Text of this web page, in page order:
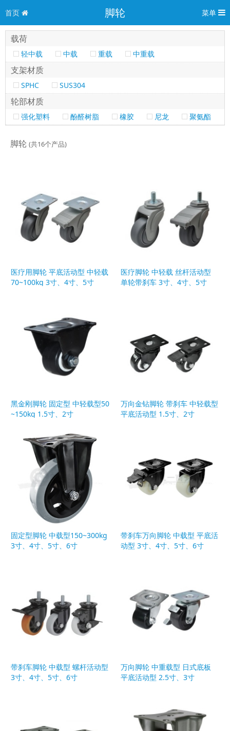
首页 脚轮 菜单
载荷
轻中载 中载 重载 中重载
支架材质
SPHC SUS304
轮部材质
强化塑料 酚醛树脂 橡胶 尼龙 聚氨酯
脚轮 (共16个产品)
医疗用脚轮 平底活动型 中轻载
70~100kg 3寸、4寸、5寸
医疗脚轮 中轻载 丝杆活动型
单轮带刹车 3寸、4寸、5寸
黑金刚脚轮 固定型 中轻载型50
~150kg 1.5寸、2寸
万向金钻脚轮 带刹车 中轻载型
平底活动型 1.5寸、2寸
固定型脚轮 中载型150~300kg
3寸、4寸、5寸、6寸
带刹车万向脚轮 中载型 平底活
动型 3寸、4寸、5寸、6寸
带刹车脚轮 中载型 螺杆活动型
3寸、4寸、5寸、6寸
万向脚轮 中重载型 日式底板
平底活动型 2.5寸、3寸